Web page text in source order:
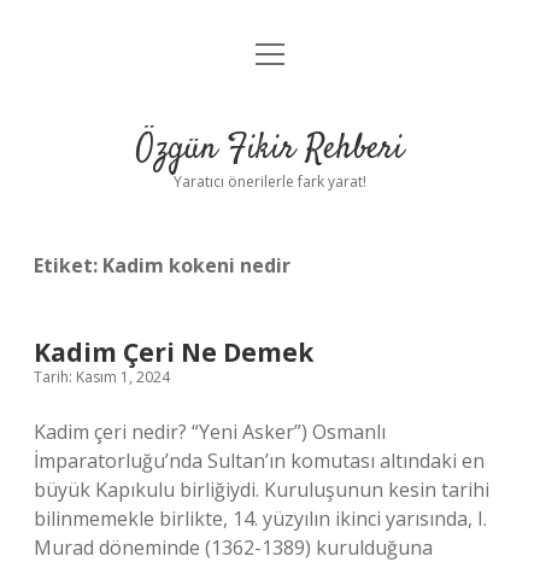
Gizlilik Politikası
Yasal Uyarı
menüyü
Özgün Fikir Rehberi
Yaratıcı önerilerle fark yarat!
Etiket: Kadim kokeni nedir
Kadim Çeri Ne Demek
Tarih: Kasım 1, 2024
Kadim çeri nedir? “Yeni Asker”) Osmanlı
İmparatorluğu’nda Sultan’ın komutası altındaki en
büyük Kapıkulu birliğiydi. Kuruluşunun kesin tarihi
bilinmemekle birlikte, 14. yüzyılın ikinci yarısında, I.
Murad döneminde (1362-1389) kurulduğuna